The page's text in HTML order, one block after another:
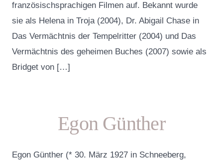
französischsprachigen Filmen auf. Bekannt wurde
sie als Helena in Troja (2004), Dr. Abigail Chase in
Das Vermächtnis der Tempelritter (2004) und Das
Vermächtnis des geheimen Buches (2007) sowie als
Bridget von […]
Egon Günther
Egon Günther (* 30. März 1927 in Schneeberg,